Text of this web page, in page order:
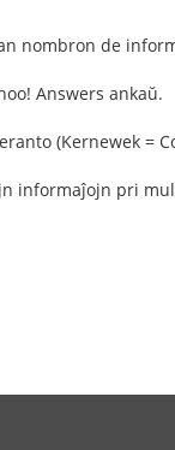
nombron de
Answers ankaŭ.
(Kernewek =
informaĵojn pri